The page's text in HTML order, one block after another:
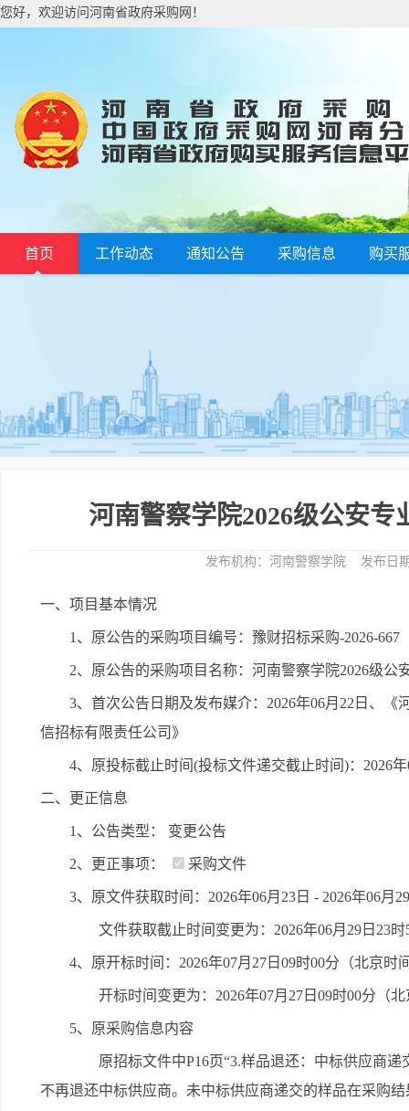
您好，欢迎访问河南省政府采购网！
首页 工作动态 通知公告 采购信息 购买
河南警察学院2026级公安
发布机构： 河南警察学院 发布日
一、项目基本情况
1、原公告的采购项目编号：豫财招标采购-2026-667
2、原公告的采购项目名称：河南警察学院2026级公
3、首次公告日期及发布媒介：2026年06月22日、
信招标有限责任公司》
4、原投标截止时间(投标文件递交截止时间)：2026
二、更正信息
1、公告类型： 变更公告
2、更正事项： 采购文件
3、原文件获取时间：2026年06月23日 - 2026年06月
文件获取截止时间变更为：2026年06月29日23
4、原开标时间：2026年07月27日09时00分（北京时
开标时间变更为：2026年07月27日09时00分（
5、原采购信息内容
原招标文件中P16页“3.样品退还：中标供应商
不再退还中标供应商。未中标供应商递交的样品在采购